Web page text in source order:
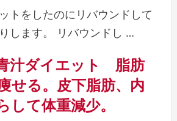
トをしたのにリバウンドして
します。 リバウンドし …
汁ダイエット 脂肪
せる。皮下脂肪、内
して体重減少。